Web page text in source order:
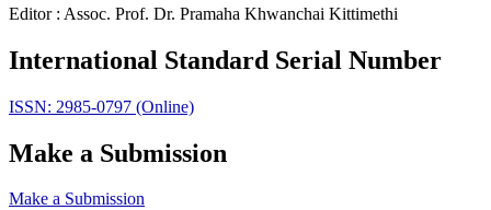
Editor : Assoc. Prof. Dr. Pramaha Khwanchai Kittimethi
International Standard Serial Number
ISSN: 2985-0797 (Online)
Make a Submission
Make a Submission